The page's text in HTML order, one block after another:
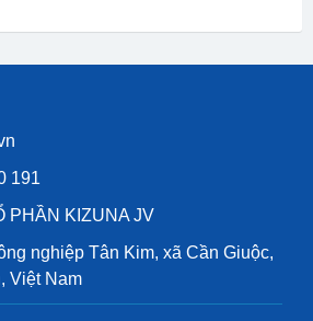
191
PHẦN KIZUNA JV
nghiệp Tân Kim, xã Cần Giuộc,
Việt Nam